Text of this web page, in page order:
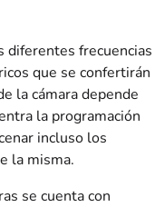
diferentes frecuencias
que se confertirán
la cámara depende
la programación
incluso los
la misma.
se cuenta con